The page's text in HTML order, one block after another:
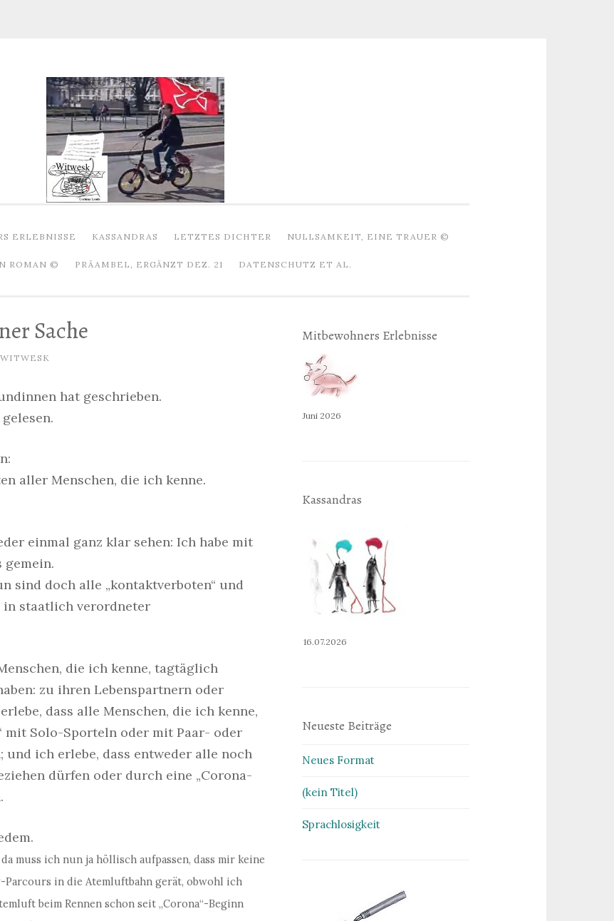
ERLEBNISSE KASSANDRAS LETZTES DICHTER NULLSAMKEIT, EINE TRAUER ©
ROMAN © PRÄAMBEL, ERGÄNZT DEZ. 21 DATENSCHUTZ ET AL.
Sache
WITWESK
hat geschrieben.
aller Menschen, die ich kenne.
einmal ganz klar sehen: Ich habe mit
gemein.
sind doch alle „kontaktverboten“ und
in staatlich verordneter
die ich kenne, tagtäglich
zu ihren Lebenspartnern oder
dass alle Menschen, die ich kenne,
mit Solo-Sporteln oder mit Paar- oder
und ich erlebe, dass entweder alle noch
dürfen oder durch eine „Corona-
muss ich nun ja höllisch aufpassen, dass mir keine
in die Atemluftbahn gerät, obwohl ich
beim Rennen schon seit „Corona“-Beginn
Mitbewohners Erlebnisse
Juni 2026
Kassandras
16.07.2026
Neueste Beiträge
Neues Format
(kein Titel)
Sprachlosigkeit